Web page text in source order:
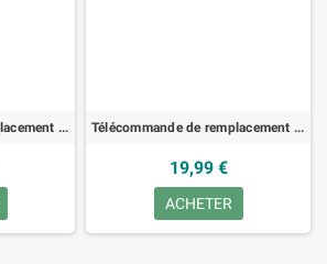
Télécommande de remplacement pour 3M X21, PROJECT. Télécommande de remplacement pour 3M X30N, PROJECT.
19,99 €
ACHETER